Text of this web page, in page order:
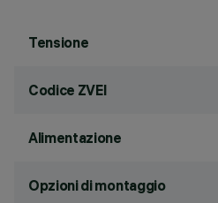
Tensione
Codice ZVEI
Alimentazione
Opzioni di montaggio